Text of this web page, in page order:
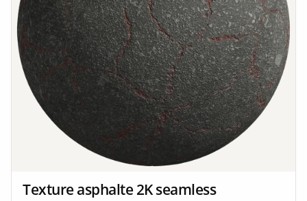
Texture asphalte 2K seamless